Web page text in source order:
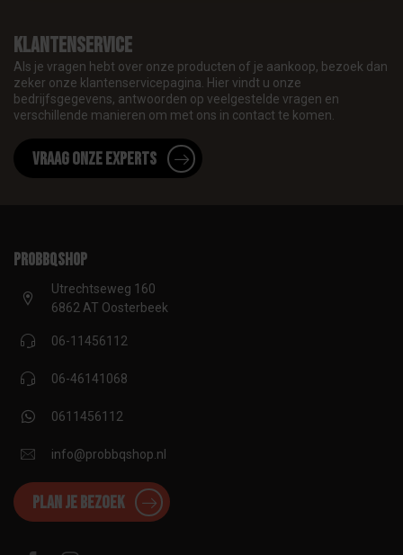
Klantenservice
Als je vragen hebt over onze producten of je aankoop, bezoek dan
zeker onze klantenservicepagina. Hier vindt u onze
bedrijfsgegevens, antwoorden op veelgestelde vragen en
verschillende manieren om met ons in contact te komen.
Vraag onze experts
proBBQshop
Utrechtseweg 160
6862 AT Oosterbeek
06-11456112
06-46141068
0611456112
info@probbqshop.nl
Plan je bezoek